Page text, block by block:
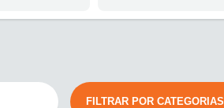
FILTRAR POR CATEGORIAS